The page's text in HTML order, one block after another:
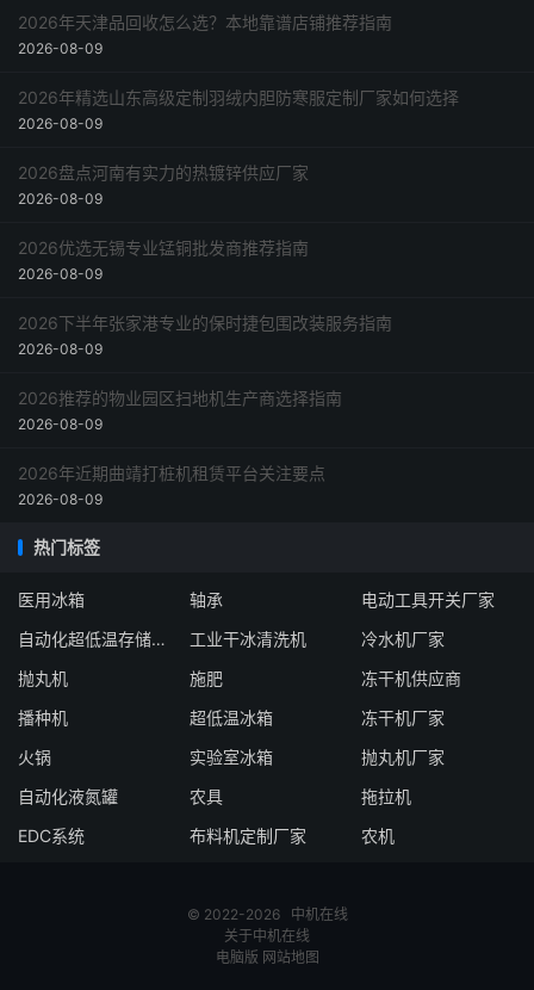
2026年天津品回收怎么选？本地靠谱店铺推荐指南
2026-08-09
2026年精选山东高级定制羽绒内胆防寒服定制厂家如何选择
2026-08-09
2026盘点河南有实力的热镀锌供应厂家
2026-08-09
2026优选无锡专业锰铜批发商推荐指南
2026-08-09
2026下半年张家港专业的保时捷包围改装服务指南
2026-08-09
2026推荐的物业园区扫地机生产商选择指南
2026-08-09
2026年近期曲靖打桩机租赁平台关注要点
2026-08-09
热门标签
医用冰箱 轴承
电动工具开关厂家
自动化超低温存储系统厂家
工业干冰清洗机
冷水机厂家
抛丸机
施肥
冻干机供应商
播种机
超低温冰箱
冻干机厂家
火锅
实验室冰箱
抛丸机厂家
自动化液氮罐
农具
拖拉机
EDC系统
布料机定制厂家 农机
© 2022-2026 中机在线
关于中机在线
电脑版 网站地图